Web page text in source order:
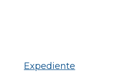
Expediente